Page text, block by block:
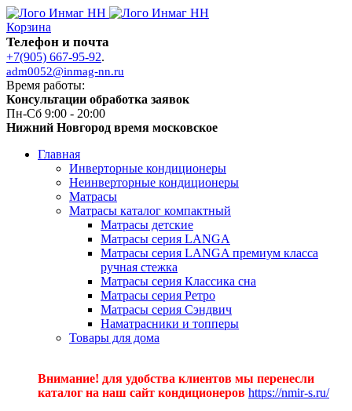
Корзина
Телефон и почта
+7(905) 667-95-92.
adm0052@inmag-nn.ru
Время работы:
Консультации обработка заявок
Пн-Сб 9:00 - 20:00
Нижний Новгород время московское
Главная
Инверторные кондиционеры
Неинверторные кондиционеры
Матрасы
Матрасы каталог компактный
Матрасы детские
Матрасы серия LANGA
Матрасы серия LANGA премиум класса
ручная стежка
Матрасы серия Классика сна
Матрасы серия Ретро
Матрасы серия Сэндвич
Наматрасники и топперы
Товары для дома
Внимание! для удобства клиентов мы перенесли
каталог на наш сайт кондиционеров https://nmir-s.ru/